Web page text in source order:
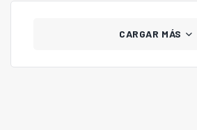
CARGAR MÁS